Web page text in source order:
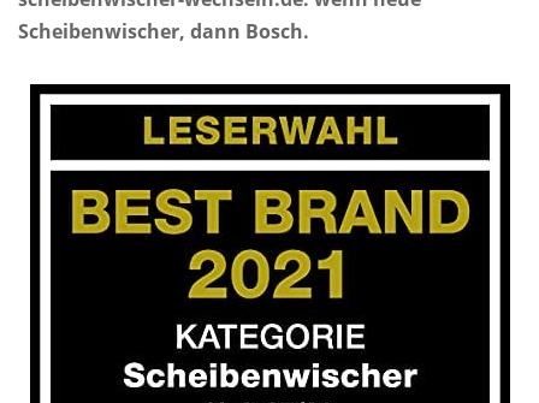
Scheibenwischer, dann Bosch.